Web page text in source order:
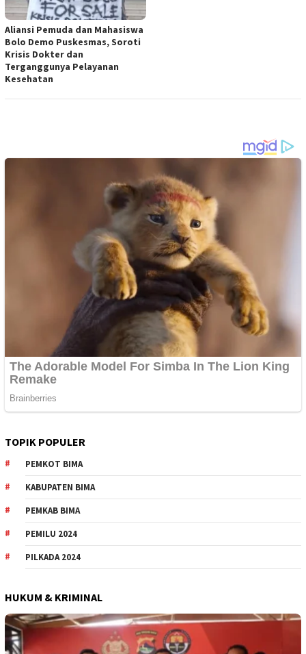
Aliansi Pemuda dan Mahasiswa
Bolo Demo Puskesmas, Soroti
Krisis Dokter dan
Terganggunya Pelayanan
Kesehatan
TOPIK POPULER
PEMKOT BIMA
KABUPATEN BIMA
PEMKAB BIMA
PEMILU 2024
PILKADA 2024
HUKUM & KRIMINAL